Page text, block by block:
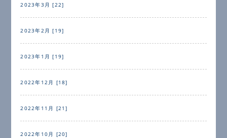
2023年3月 [22]
2023年2月 [19]
2023年1月 [19]
2022年12月 [18]
2022年11月 [21]
2022年10月 [20]